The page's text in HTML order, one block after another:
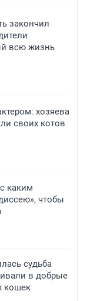
закончил
всю жизнь
хозяева
своих котов
каким
чтобы
судьба
в добрые
кошек